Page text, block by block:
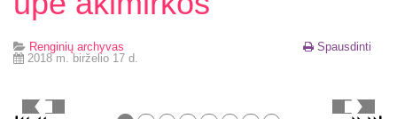
Spausdinti
Renginių archyvas
2018 m. birželio 17 d.